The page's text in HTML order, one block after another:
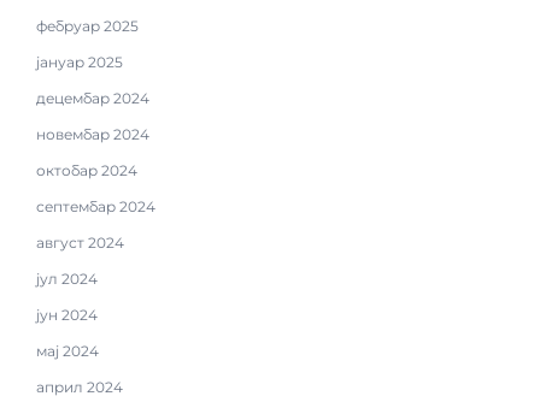
фебруар 2025
јануар 2025
децембар 2024
новембар 2024
октобар 2024
септембар 2024
август 2024
јул 2024
јун 2024
мај 2024
април 2024